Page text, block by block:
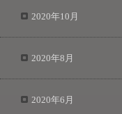
2020年10月
2020年8月
2020年6月